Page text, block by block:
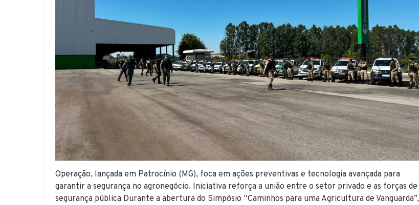
Operação, lançada em Patrocínio (MG), foca em ações preventivas e tecnologia avançada para
garantir a segurança no agronegócio. Iniciativa reforça a união entre o setor privado e as forças de
segurança pública Durante a abertura do Simpósio “Caminhos para uma Agricultura de Vanguarda”,